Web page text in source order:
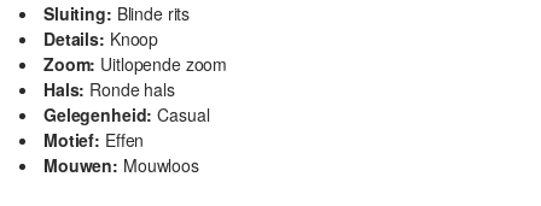
Sluiting: Blinde rits
Details: Knoop
Zoom: Uitlopende zoom
Hals: Ronde hals
Gelegenheid: Casual
Motief: Effen
Mouwen: Mouwloos